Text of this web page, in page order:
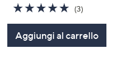
5.0
of
Stars
(3)3
Aggiungi al carrello